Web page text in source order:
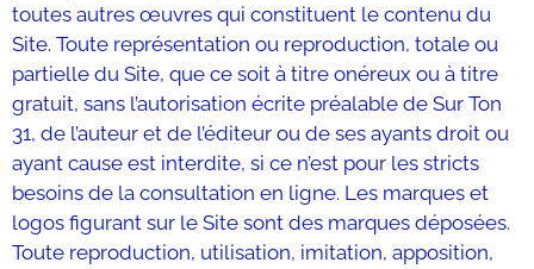
toutes autres œuvres qui constituent le contenu du
Site. Toute représentation ou reproduction, totale ou
partielle du Site, que ce soit à titre onéreux ou à titre
gratuit, sans l’autorisation écrite préalable de Sur Ton
31, de l’auteur et de l’éditeur ou de ses ayants droit ou
ayant cause est interdite, si ce n’est pour les stricts
besoins de la consultation en ligne. Les marques et
logos figurant sur le Site sont des marques déposées.
Toute reproduction, utilisation, imitation, apposition,